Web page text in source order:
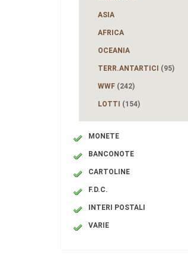
ASIA
AFRICA
OCEANIA
TERR.ANTARTICI (95)
WWF (242)
LOTTI (154)
MONETE
BANCONOTE
CARTOLINE
F.D.C.
INTERI POSTALI
VARIE